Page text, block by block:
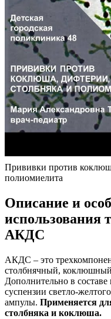
Прививки против
полиомиелита
Описание и
использования
АКДС
АКДС – это
столбнячный,
Дополнительно в
суспензии светло-
ампулы. Применяется
столбняка и коклюша.